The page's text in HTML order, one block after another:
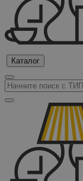
Каталог